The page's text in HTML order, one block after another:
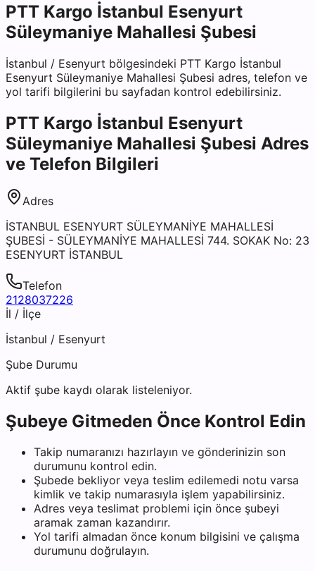
PTT Kargo İstanbul Esenyurt
Süleymaniye Mahallesi Şubesi
İstanbul / Esenyurt bölgesindeki PTT Kargo İstanbul
Esenyurt Süleymaniye Mahallesi Şubesi adres, telefon ve
yol tarifi bilgilerini bu sayfadan kontrol edebilirsiniz.
PTT Kargo İstanbul Esenyurt
Süleymaniye Mahallesi Şubesi Adres
ve Telefon Bilgileri
Adres
İSTANBUL ESENYURT SÜLEYMANİYE MAHALLESİ
ŞUBESİ - SÜLEYMANİYE MAHALLESİ 744. SOKAK No: 23
ESENYURT İSTANBUL
Telefon
2128037226
İl / İlçe
İstanbul / Esenyurt
Şube Durumu
Aktif şube kaydı olarak listeleniyor.
Şubeye Gitmeden Önce Kontrol Edin
Takip numaranızı hazırlayın ve gönderinizin son
durumunu kontrol edin.
Şubede bekliyor veya teslim edilemedi notu varsa
kimlik ve takip numarasıyla işlem yapabilirsiniz.
Adres veya teslimat problemi için önce şubeyi
aramak zaman kazandırır.
Yol tarifi almadan önce konum bilgisini ve çalışma
durumunu doğrulayın.